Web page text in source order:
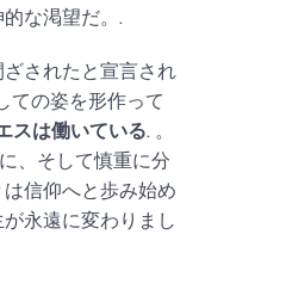
な渇望だ。.
されたと宣言され
ての姿を形作って
スは働いている. 。
、そして慎重に分
信仰へと歩み始め
永遠に変わりまし